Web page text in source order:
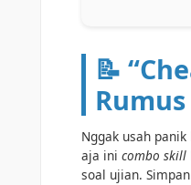
📝
Rumus
Nggak usah
aja ini combo skill
soal ujian.